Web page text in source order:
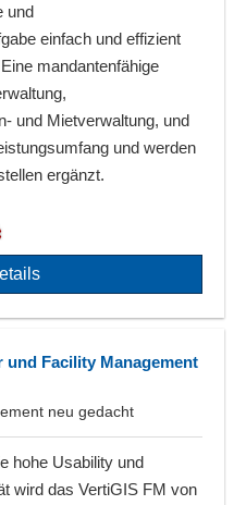
und
einfach und effizient
mandantenfähige
und Mietverwaltung, und
und werden
ergänzt.
Facility Management
neu gedacht
hohe Usability und
wird das VertiGIS FM von